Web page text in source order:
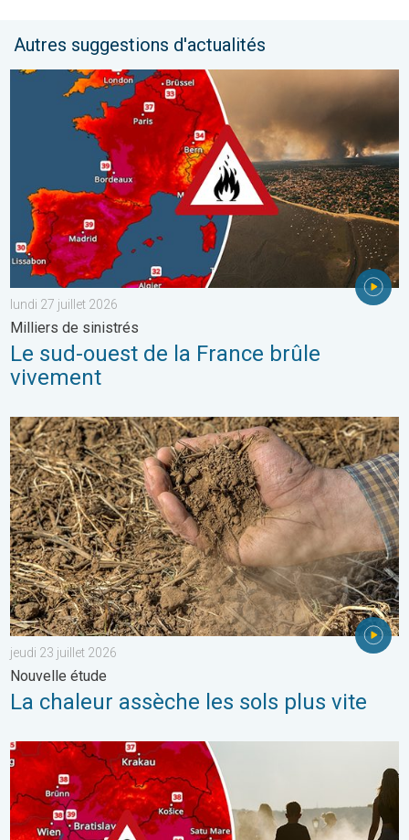
Autres suggestions d'actualités
Le sud-ouest de la France brûle vivement. Milliers de sinistrés.
lundi 27 juillet 2026
Milliers de sinistrés
Le sud-ouest de la France brûle
vivement
La chaleur assèche les sols plus vite. Nouvelle étude. . . jeudi
jeudi 23 juillet 2026
Nouvelle étude
La chaleur assèche les sols plus vite
Des températures supérieures à 40°C. Canicule Europe de